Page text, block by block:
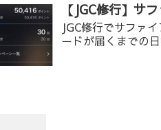
【JGC修行】サ
JGC修行でサファ
ードが届くまでの